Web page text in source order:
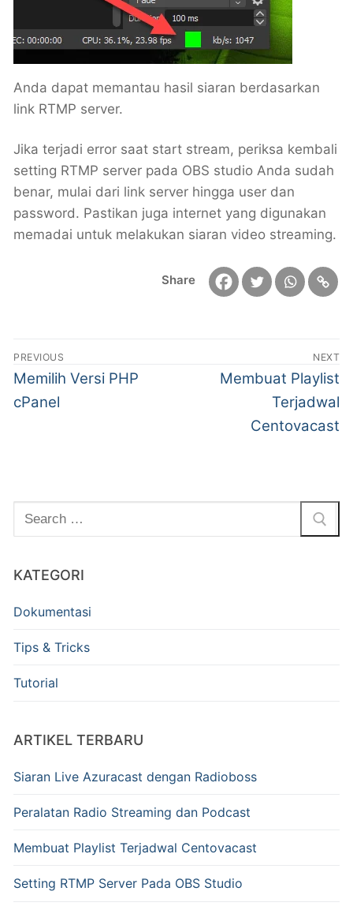
Anda dapat memantau hasil siaran berdasarkan
link RTMP server.
Jika terjadi error saat start stream, periksa kembali
setting RTMP server pada OBS studio Anda sudah
benar, mulai dari link server hingga user dan
password. Pastikan juga internet yang digunakan
memadai untuk melakukan siaran video streaming.
Share
PREVIOUS
Memilih Versi PHP
cPanel
NEXT
Membuat Playlist
Terjadwal
Centovacast
KATEGORI
Dokumentasi
Tips & Tricks
Tutorial
ARTIKEL TERBARU
Siaran Live Azuracast dengan Radioboss
Peralatan Radio Streaming dan Podcast
Membuat Playlist Terjadwal Centovacast
Setting RTMP Server Pada OBS Studio